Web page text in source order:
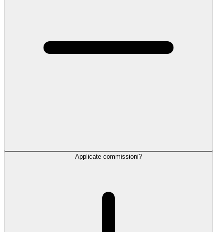
Applicate commissioni?